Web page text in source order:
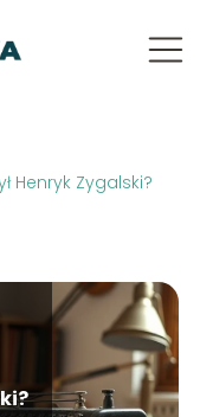
Henryk Zygalski?